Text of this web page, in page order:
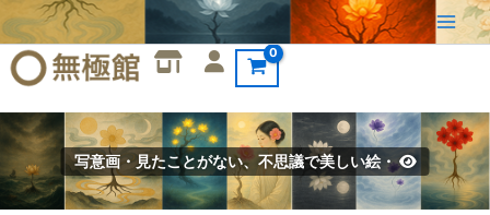
容
を
キ
ッ
プ
写意画・見たことがない、不思議で美しい絵・